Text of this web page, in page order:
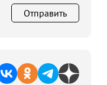
Отправить